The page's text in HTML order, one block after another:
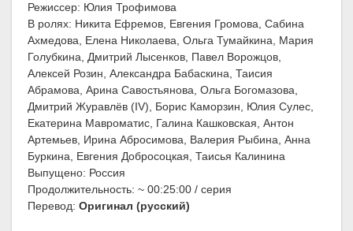
Режиссер: Юлия Трофимова
В ролях: Никита Ефремов, Евгения Громова, Сабина
Ахмедова, Елена Николаева, Ольга Тумайкина, Мария
Голубкина, Дмитрий Лысенков, Павел Ворожцов,
Алексей Розин, Александра Бабаскина, Таисия
Абрамова, Арина Савостьянова, Ольга Богомазова,
Дмитрий Журавлёв (IV), Борис Каморзин, Юлия Сулес,
Екатерина Мавроматис, Галина Кашковская, Антон
Артемьев, Ирина Абросимова, Валерия Рыбина, Анна
Буркина, Евгения Добросоцкая, Таисья Калинина
Выпущено: Россия
Продолжительность: ~ 00:25:00 / серия
Перевод: Оригинал (русский)